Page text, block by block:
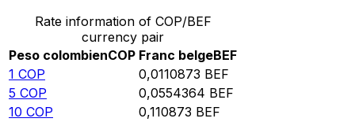
Rate information of COP/BEF
currency pair
Peso colombienCOP Franc belgeBEF
1 COP 0,0110873 BEF
5 COP 0,0554364 BEF
10 COP 0,110873 BEF